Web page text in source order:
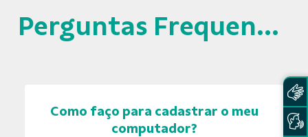
Perguntas Frequentes
Como faço para cadastrar o meu
computador?